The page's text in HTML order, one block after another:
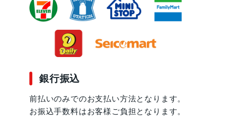
銀行振込
前払いのみでのお支払い方法となります。
お振込手数料はお客様ご負担となります。